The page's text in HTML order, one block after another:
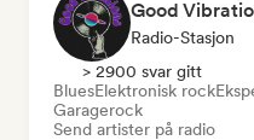
Good
Radio-Stasjon
> 2900 svar gitt
BluesElektronisk rock
Garagerock
Send artister på radio